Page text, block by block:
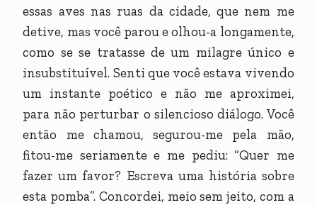
essas aves nas ruas da cidade, que nem me
detive, mas você parou e olhou-a longamente,
como se se tratasse de um milagre único e
insubstituível. Senti que você estava vivendo
um instante poético e não me aproximei,
para não perturbar o silencioso diálogo. Você
então me chamou, segurou-me pela mão,
fitou-me seriamente e me pediu: “Quer me
fazer um favor? Escreva uma história sobre
esta pomba”. Concordei, meio sem jeito, com a